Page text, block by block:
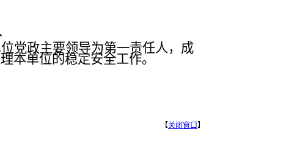
党政主要领导为第一责任人，成
本单位的稳定安全工作。
【关闭窗口】